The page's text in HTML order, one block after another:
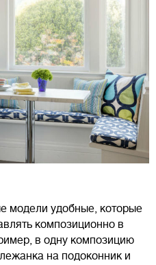
модели удобные, которые
композиционно в
в одну композицию
на подоконник и